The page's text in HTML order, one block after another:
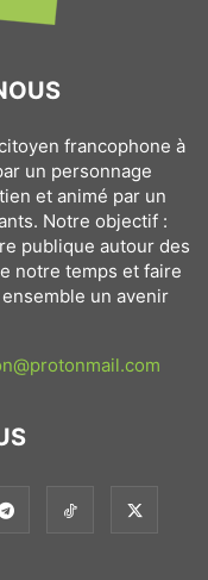
francophone à
un personnage
et animé par un
Notre objectif :
publique autour des
notre temps et faire
un avenir